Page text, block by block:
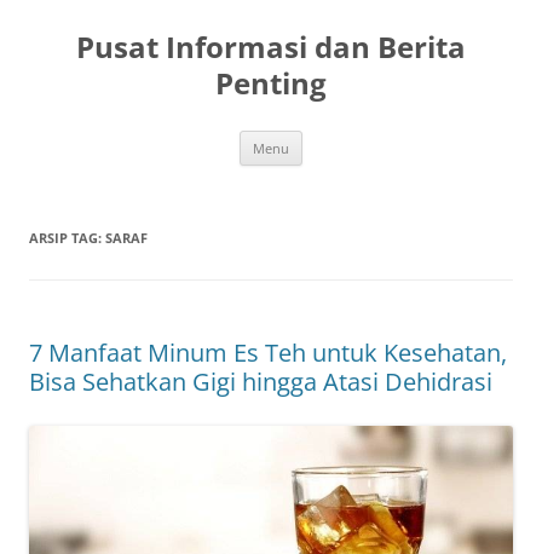
Pusat Informasi dan Berita
Penting
Menu
ARSIP TAG: SARAF
7 Manfaat Minum Es Teh untuk Kesehatan,
Bisa Sehatkan Gigi hingga Atasi Dehidrasi